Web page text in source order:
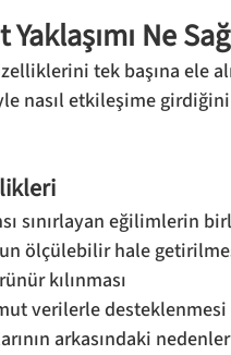
Ne
tek başına ele
nasıl etkileşime
sınırlayan eğilimlerin
ölçülebilir hale
kılınması
verilerle desteklenmesi
arkasındaki